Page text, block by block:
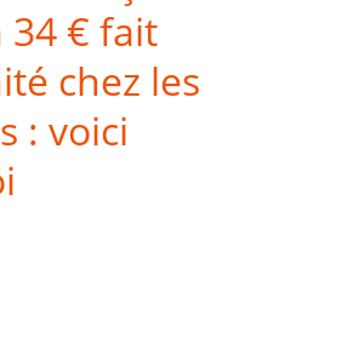
34 € fait
chez les
: voici